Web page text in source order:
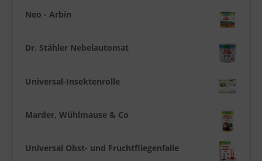
Neo - Arbin
Dr. Stähler Nebelautomat
Universal-Insektenrolle
Marder, Wühlmause & Co
Universal Obst- und Fruchtfliegenfalle